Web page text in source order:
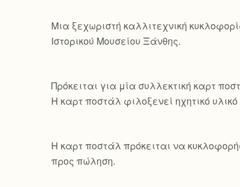
Mια ξεχωριστή καλλιτεχνική
Ιστορικού Μουσείου Ξάνθης.
Πρόκειται για μία συλλεκτική καρτ
Η καρτ ποστάλ φιλοξενεί ηχητικό υλικό
Η καρτ ποστάλ πρόκειται να
προς πώληση.